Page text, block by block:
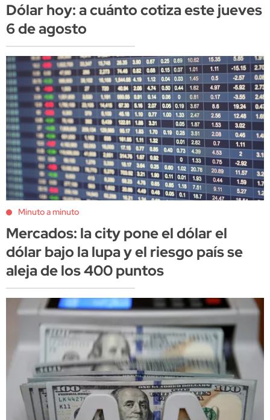
Dólar hoy: a cuánto cotiza este jueves
6 de agosto
Minuto a minuto
Mercados: la city pone el dólar el
dólar bajo la lupa y el riesgo país se
aleja de los 400 puntos